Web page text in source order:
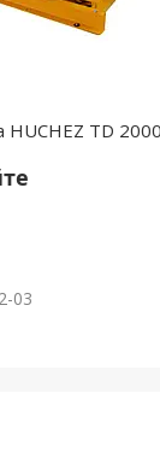
HUCHEZ TD
03